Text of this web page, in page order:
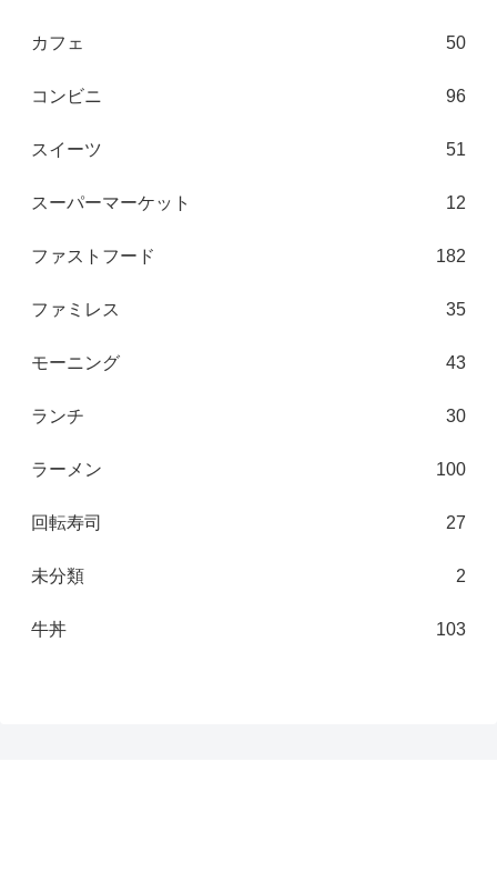
カフェ 50
コンビニ 96
スイーツ 51
スーパーマーケット 12
ファストフード 182
ファミレス 35
モーニング 43
ランチ 30
ラーメン 100
回転寿司 27
未分類 2
牛丼 103